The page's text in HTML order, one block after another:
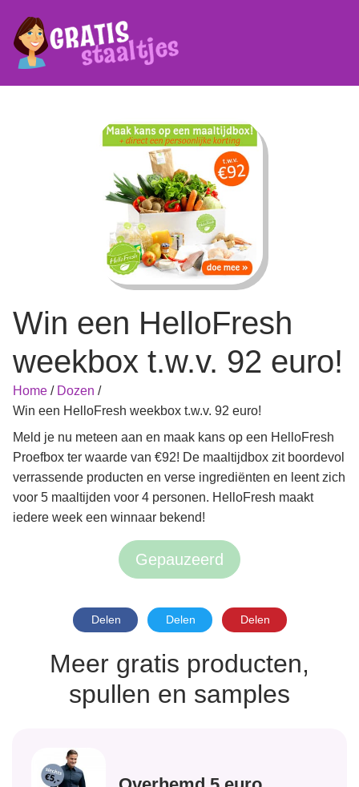
Win een HelloFresh
weekbox t.w.v. 92 euro!
Home / Dozen /
Win een HelloFresh weekbox t.w.v. 92 euro!
Meld je nu meteen aan en maak kans op een HelloFresh
Proefbox ter waarde van €92! De maaltijdbox zit boordevol
verrassende producten en verse ingrediënten en leent zich
voor 5 maaltijden voor 4 personen. HelloFresh maakt
iedere week een winnaar bekend!
Gepauzeerd
Delen Delen Delen
Meer gratis producten,
spullen en samples